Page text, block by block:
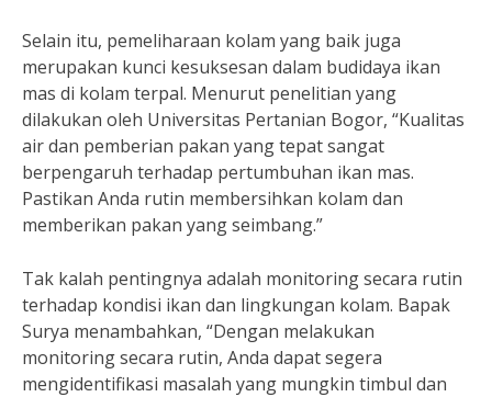
Selain itu, pemeliharaan kolam yang baik juga
merupakan kunci kesuksesan dalam budidaya ikan
mas di kolam terpal. Menurut penelitian yang
dilakukan oleh Universitas Pertanian Bogor, “Kualitas
air dan pemberian pakan yang tepat sangat
berpengaruh terhadap pertumbuhan ikan mas.
Pastikan Anda rutin membersihkan kolam dan
memberikan pakan yang seimbang.”
Tak kalah pentingnya adalah monitoring secara rutin
terhadap kondisi ikan dan lingkungan kolam. Bapak
Surya menambahkan, “Dengan melakukan
monitoring secara rutin, Anda dapat segera
mengidentifikasi masalah yang mungkin timbul dan